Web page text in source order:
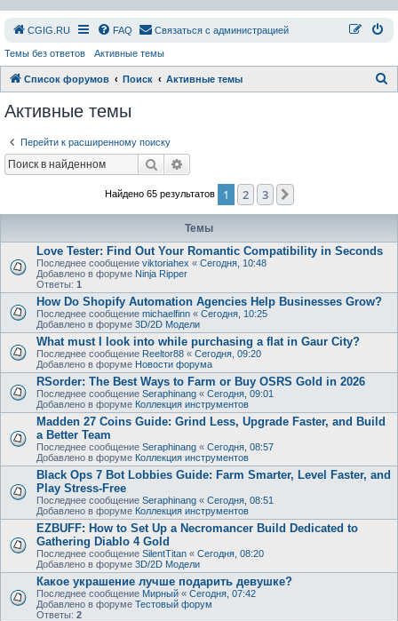
СGIG.RU FAQ Связаться с администрацией
Темы без ответов Активные темы
Список форумов Поиск Активные темы
Активные темы
Перейти к расширенному поиску
Поиск
Найдено 65 результатов 1 2 3
Темы
Love Tester: Find Out Your Romantic Compatibility in Seconds
Последнее сообщение viktoriahex « Сегодня, 10:48
Добавлено в форуме Ninja Ripper
Ответы: 1
How Do Shopify Automation Agencies Help Businesses Grow?
Последнее сообщение michaelfinn « Сегодня, 10:25
Добавлено в форуме 3D/2D Модели
What must I look into while purchasing a flat in Gaur City?
Последнее сообщение Reeltor88 « Сегодня, 09:20
Добавлено в форуме Новости форума
RSorder: The Best Ways to Farm or Buy OSRS Gold in 2026
Последнее сообщение Seraphinang « Сегодня, 09:01
Добавлено в форуме Коллекция инструментов
Madden 27 Coins Guide: Grind Less, Upgrade Faster, and Build
a Better Team
Последнее сообщение Seraphinang « Сегодня, 08:57
Добавлено в форуме Коллекция инструментов
Black Ops 7 Bot Lobbies Guide: Farm Smarter, Level Faster, and
Play Stress-Free
Последнее сообщение Seraphinang « Сегодня, 08:51
Добавлено в форуме Коллекция инструментов
EZBUFF: How to Set Up a Necromancer Build Dedicated to
Gathering Diablo 4 Gold
Последнее сообщение SilentTitan « Сегодня, 08:20
Добавлено в форуме 3D/2D Модели
Какое украшение лучше подарить девушке?
Последнее сообщение Мирный « Сегодня, 07:42
Добавлено в форуме Тестовый форум
Ответы: 2